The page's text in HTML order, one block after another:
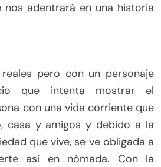
nos adentrará en una historia
pero con un personaje
que intenta mostrar el
con una vida corriente que
casa y amigos y debido a la
que vive, se ve obligada a
así en nómada. Con la